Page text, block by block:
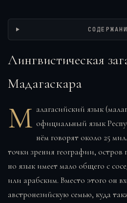
Лингвистическая
Мадагаскара
М алагасийский язык
официальный язык
нём говорят около 25
точки зрения географии,
но язык имеет мало общего с
или арабским. Вместо этого он
австронезийскую семью, куда